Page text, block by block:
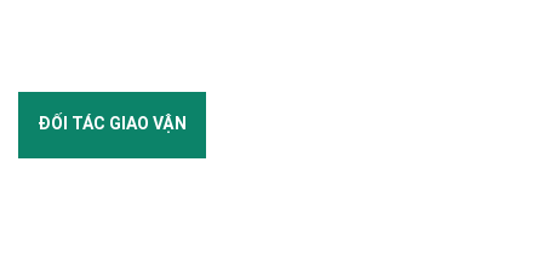
ĐỐI TÁC GIAO VẬN